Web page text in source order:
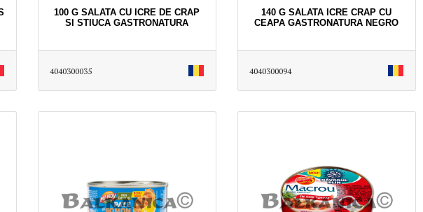
100 G SALATA CU ICRE DE CRAP
SI STIUCA GASTRONATURA
4040300035
140 G SALATA ICRE CRAP CU
CEAPA GASTRONATURA NEGRO
4040300094